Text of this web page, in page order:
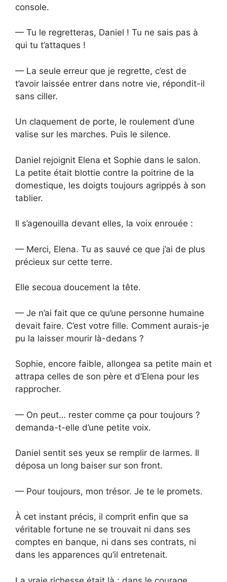
console.
— Tu le regretteras, Daniel ! Tu ne sais pas à
qui tu t’attaques !
— La seule erreur que je regrette, c’est de
t’avoir laissée entrer dans notre vie, répondit-il
sans ciller.
Un claquement de porte, le roulement d’une
valise sur les marches. Puis le silence.
Daniel rejoignit Elena et Sophie dans le salon.
La petite était blottie contre la poitrine de la
domestique, les doigts toujours agrippés à son
tablier.
Il s’agenouilla devant elles, la voix enrouée :
— Merci, Elena. Tu as sauvé ce que j’ai de plus
précieux sur cette terre.
Elle secoua doucement la tête.
— Je n’ai fait que ce qu’une personne humaine
devait faire. C’est votre fille. Comment aurais-je
pu la laisser mourir là-dedans ?
Sophie, encore faible, allongea sa petite main et
attrapa celles de son père et d’Elena pour les
rapprocher.
— On peut… rester comme ça pour toujours ?
demanda-t-elle d’une petite voix.
Daniel sentit ses yeux se remplir de larmes. Il
déposa un long baiser sur son front.
— Pour toujours, mon trésor. Je te le promets.
À cet instant précis, il comprit enfin que sa
véritable fortune ne se trouvait ni dans ses
comptes en banque, ni dans ses contrats, ni
dans les apparences qu’il entretenait.